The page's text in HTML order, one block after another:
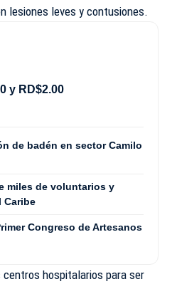
lesiones leves y contusiones.
y RD$2.00
de badén en sector Camilo
miles de voluntarios y
Caribe
Congreso de Artesanos
hospitalarios para ser